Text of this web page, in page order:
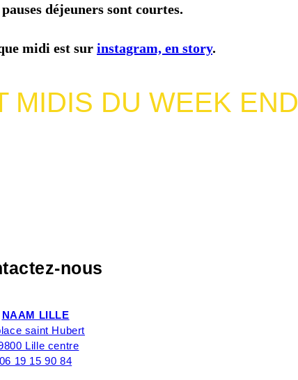
déjeuners sont courtes.
midi est sur instagram, en story.
MIDIS DU WEEK END
nous
NAAM LILLE
saint Hubert
Lille centre
06 19 15 90 84